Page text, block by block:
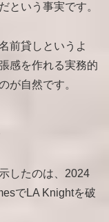
という事実です。
前貸しというよ
感を作れる実務的
が自然です。
したのは、2024
でLA Knightを破